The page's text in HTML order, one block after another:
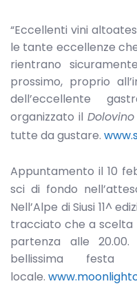
“Eccellenti vini
le tante eccellenze
rientrano
prossimo, proprio
dell’eccellente
organizzato il
tutte da gustare.
Appuntamento il 10
sci di fondo
Nell’Alpe di Siusi 11^
tracciato che a scelta
partenza alle
bellissima
locale.